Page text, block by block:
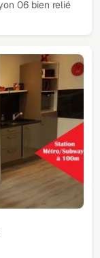
06 bien relié